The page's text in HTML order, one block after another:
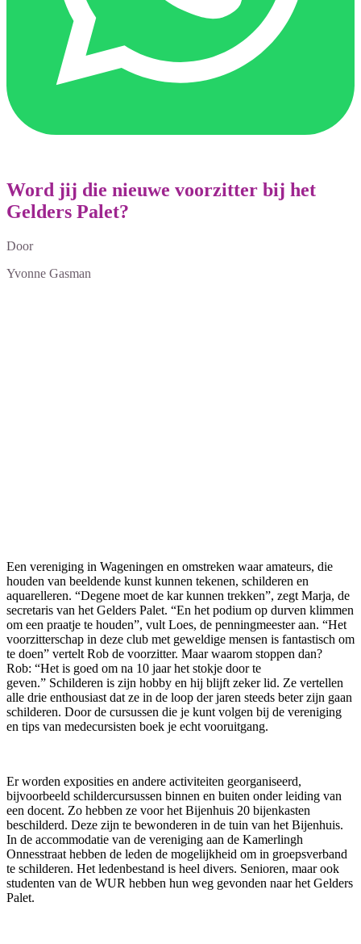
Word jij die nieuwe voorzitter bij het
Gelders Palet?
Door
Yvonne Gasman
Een vereniging in Wageningen en omstreken waar amateurs, die
houden van beeldende kunst kunnen tekenen, schilderen en
aquarelleren. “Degene moet de kar kunnen trekken”, zegt Marja, de
secretaris van het Gelders Palet. “En het podium op durven klimmen
om een praatje te houden”, vult Loes, de penningmeester aan. “Het
voorzitterschap in deze club met geweldige mensen is fantastisch om
te doen” vertelt Rob de voorzitter. Maar waarom stoppen dan?
Rob: “Het is goed om na 10 jaar het stokje door te
geven.” Schilderen is zijn hobby en hij blijft zeker lid. Ze vertellen
alle drie enthousiast dat ze in de loop der jaren steeds beter zijn gaan
schilderen. Door de cursussen die je kunt volgen bij de vereniging
en tips van medecursisten boek je echt vooruitgang.
Er worden exposities en andere activiteiten georganiseerd,
bijvoorbeeld schildercursussen binnen en buiten onder leiding van
een docent. Zo hebben ze voor het Bijenhuis 20 bijenkasten
beschilderd. Deze zijn te bewonderen in de tuin van het Bijenhuis.
In de accommodatie van de vereniging aan de Kamerlingh
Onnesstraat hebben de leden de mogelijkheid om in groepsverband
te schilderen. Het ledenbestand is heel divers. Senioren, maar ook
studenten van de WUR hebben hun weg gevonden naar het Gelders
Palet.